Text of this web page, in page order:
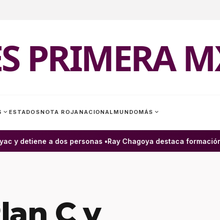
PRIMERA
expand_more ESTADOS NOTA ROJA NACIONAL MUNDOMÁS expand_more
detiene a dos personas •Ray Chagoya destaca formación